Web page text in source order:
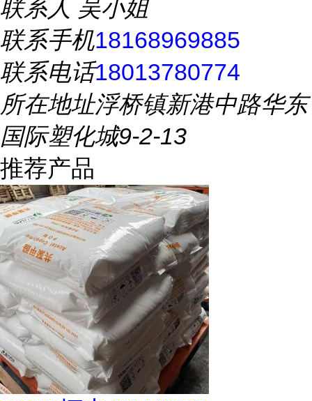
联系人 吴小姐
联系手机18168969885
联系电话18013780774
所在地址浮桥镇新港中路华东
国际塑化城9-2-13
推荐产品